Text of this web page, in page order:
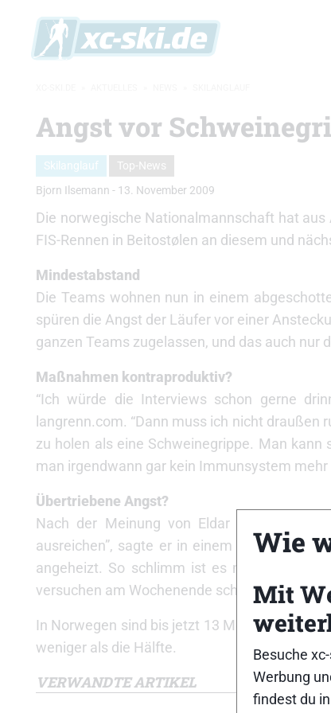
Angst vor
Skilanglauf
Top-News
Bjorn Ilsemann - 13. November 2009
Die norwegische Nationalmannschaft hat
FIS-Rennen in Beitostølen an diesem und
Mindestabstand
Die Teams wohnen nun in einem
spüren die Angst der Läufer vor einer
ganzen Teams zugelassen, und das auch
Maßnahmen kontraproduktiv?
“Ich würde die Interviews schon gerne
langrenn.com. “Dann muss ich nicht draußen
zu holen als eine Schweinegrippe. Man
man irgendwann gar kein Immunsystem mehr
Übertriebene Angst?
Nach der Meinung von Eldar Rønning ist
ausreichen”, sagte er in einem Interview mit
angeheizt. So schlimm ist es nicht.”
versuchen am Wochenende schon zu starten.
In Norwegen sind bis jetzt 13 Menschen an
weniger als die Hälfte.
VERWANDTE ARTIKEL
Wie
Mit
Besuche
Werbung
findest du